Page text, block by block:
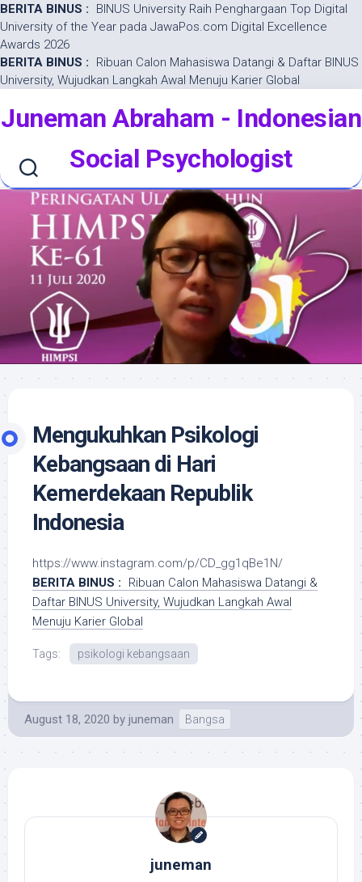
BERITA BINUS :
BINUS University Raih Penghargaan Top Digital
University of the Year pada JawaPos.com Digital Excellence
Awards 2026
BERITA BINUS :
Ribuan Calon Mahasiswa Datangi & Daftar BINUS
University, Wujudkan Langkah Awal Menuju Karier Global
Juneman Abraham - Indonesian
Social Psychologist
Mengukuhkan Psikologi
Kebangsaan di Hari
Kemerdekaan Republik
Indonesia
https://www.instagram.com/p/CD_gg1qBe1N/
BERITA BINUS :
Ribuan Calon Mahasiswa Datangi &
Daftar BINUS University, Wujudkan Langkah Awal
Menuju Karier Global
Tags: psikologi kebangsaan
August 18, 2020 by juneman Bangsa
juneman